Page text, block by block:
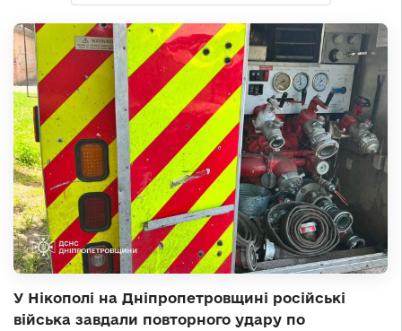
У Нікополі на Дніпропетровщині російські
війська завдали повторного удару по